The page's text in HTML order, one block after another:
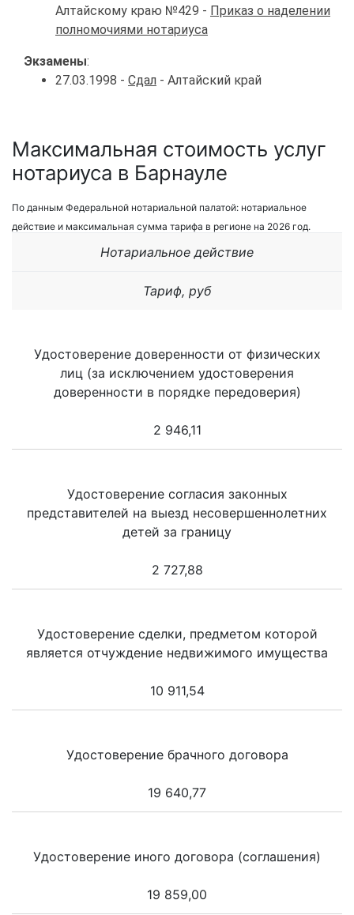
Алтайскому краю №429 - Приказ о наделении
полномочиями нотариуса
Экзамены:
27.03.1998 - Сдал - Алтайский край
Максимальная стоимость услуг
нотариуса в Барнауле
По данным Федеральной нотариальной палатой: нотариальное
действие и максимальная сумма тарифа в регионе на 2026 год.
Нотариальное действие
Тариф, руб
Удостоверение доверенности от физических
лиц (за исключением удостоверения
доверенности в порядке передоверия)
2 946,11
Удостоверение согласия законных
представителей на выезд несовершеннолетних
детей за границу
2 727,88
Удостоверение сделки, предметом которой
является отчуждение недвижимого имущества
10 911,54
Удостоверение брачного договора
19 640,77
Удостоверение иного договора (соглашения)
19 859,00